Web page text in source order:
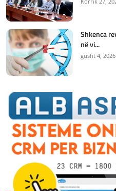
Shkenca
në vi...
gusht 4, 2026